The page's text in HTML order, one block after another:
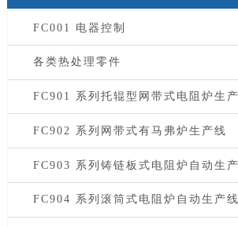
FC001 电器控制
各类热处理零件
FC901 系列托辊型网带式电阻炉生
FC902 系列网带式有马弗炉生产线
FC903 系列铸链板式电阻炉自动生
FC904 系列滚筒式电阻炉自动生产线